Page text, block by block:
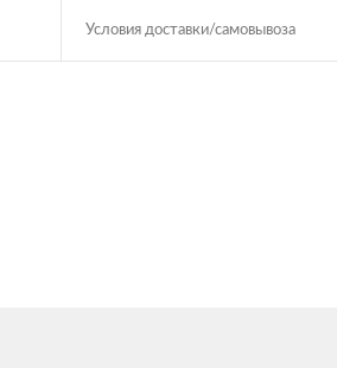
Условия доставки/самовывоза